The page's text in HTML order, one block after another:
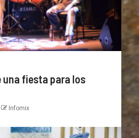
una fiesta para los
Infomix